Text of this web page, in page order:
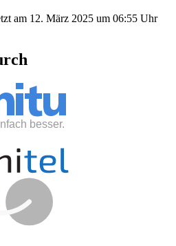
am 12. März 2025 um 06:55 Uhr